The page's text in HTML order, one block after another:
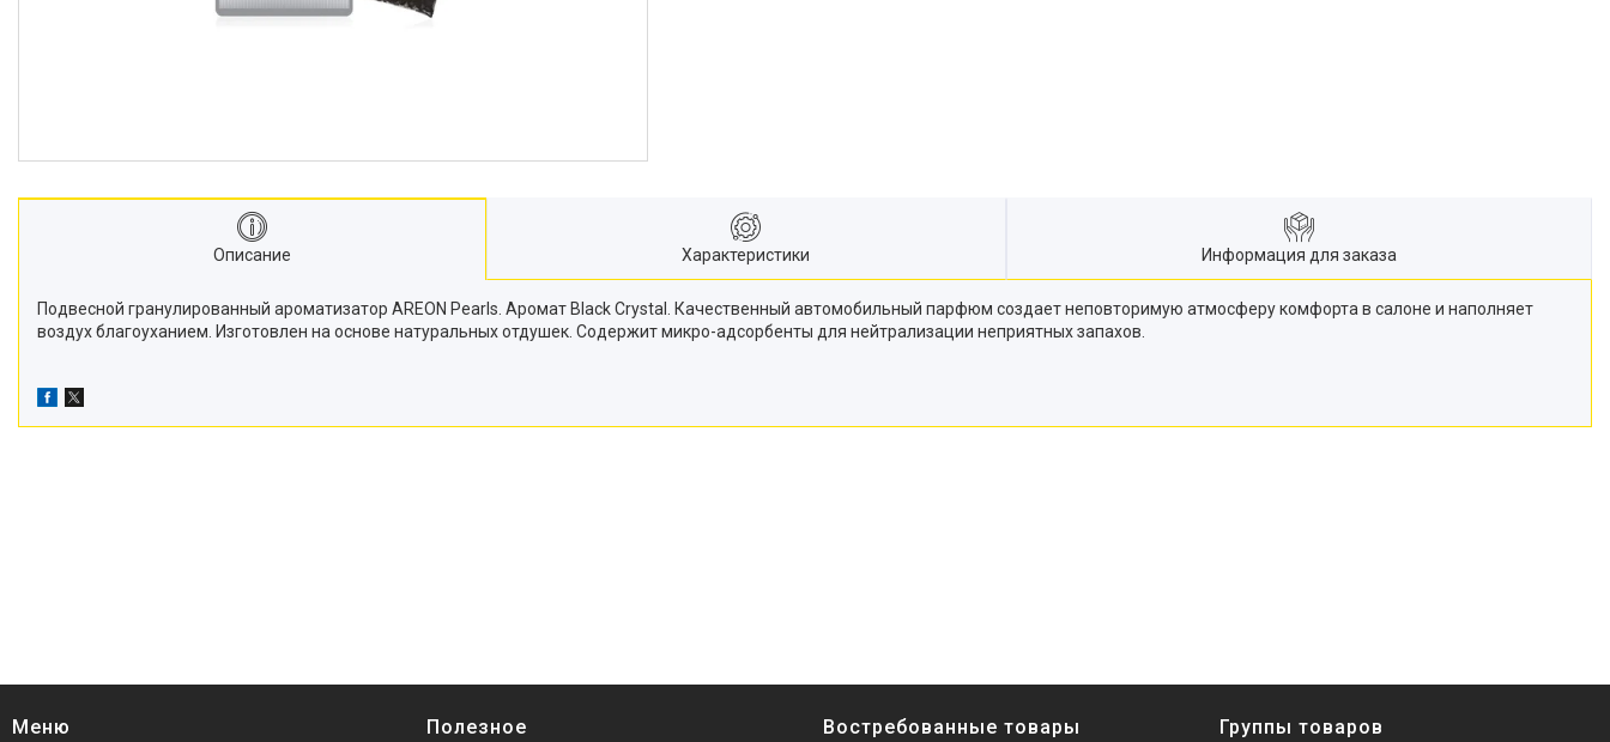
Описание Характеристики Информация для заказа
Подвесной гранулированный ароматизатор AREON Pearls. Аромат Black Crystal. Качественный автомобильный парфюм создает неповторимую атмосферу комфорта в салоне и наполняет
воздух благоуханием. Изготовлен на основе натуральных отдушек. Содержит микро-адсорбенты для нейтрализации неприятных запахов.
Меню Полезное Востребованные товары Группы товаров